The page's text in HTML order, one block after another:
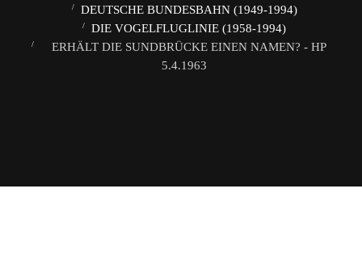
DEUTSCHE BUNDESBAHN (1949-1994)
DIE VOGELFLUGLINIE (1958-1994)
ERHÄLT DIE SUNDBRÜCKE EINEN NAMEN? - HP
5.4.1963